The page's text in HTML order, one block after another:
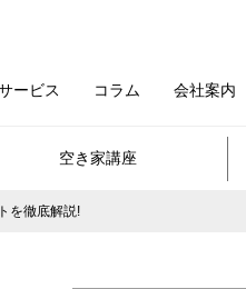
ービス コラム 会社案内
空き家講座
を徹底解説!